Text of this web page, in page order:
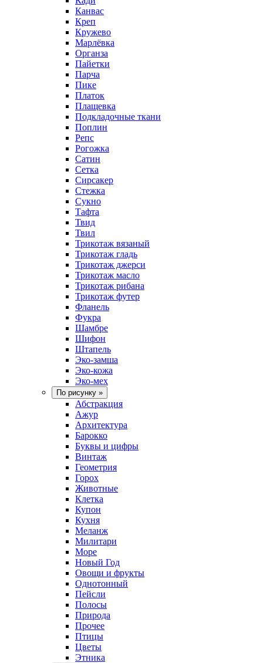
Канвас
Креп
Кружево
Марлёвка
Органза
Пайетки
Парча
Пике
Платок
Плащевка
Подкладочные ткани
Поплин
Репс
Рогожка
Сатин
Сетка
Сирсакер
Стежка
Сукно
Тафта
Твид
Твил
Трикотаж вязаный
Трикотаж гладь
Трикотаж джерси
Трикотаж масло
Трикотаж рибана
Трикотаж футер
Фланель
Фукра
Шамбре
Шифон
Штапель
Эко-замша
Эко-кожа
Эко-мех
По рисунку »
Абстракция
Ажур
Архитектура
Барокко
Буквы и цифры
Винтаж
Геометрия
Горох
Животные
Клетка
Купон
Кухня
Меланж
Милитари
Море
Новый Год
Овощи и фрукты
Однотонный
Пейсли
Полосы
Природа
Прочее
Птицы
Цветы
Этника